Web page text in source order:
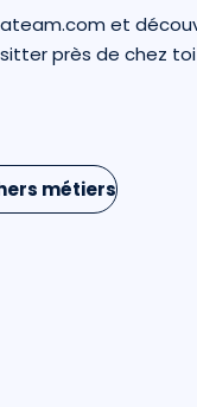
et
près de chez
métiers